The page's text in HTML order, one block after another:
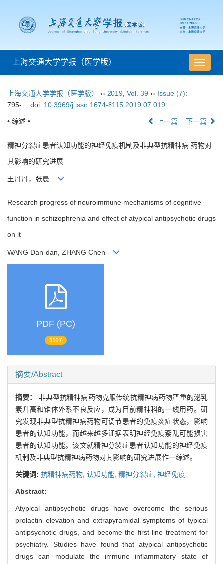
导
航
上海交通大学学报（医学版）
上海交通大学学报（医学版） ›› 2019 Vol. 39 ›› Issue (7):
795-.
doi: 10.3969/j.issn.1674-8115.2019.07.019
• 综述 • 上一篇 下一篇
精神分裂症患者认知功能的神经免疫机制及非典型抗精神病 药物对
其影响的研究进展
王丹丹，张晨
Research progress of neuroimmune mechanisms of cognitive
function in schizophrenia and effect of atypical antipsychotic drugs
on it
WANG Dan-dan, ZHANG Chen
PDF (PC)
1117
摘要/Abstract
摘要： 非典型抗精神病药物克服传统抗精神病药物严重的泌乳
素升高和锥体外系不良反应，成为目前精神科的一线用药。研
究发现非典型抗精神病药物可调节患者的免疫炎症状态，影响
患者的认知功能，而越来越多证据表明神经免疫紊乱可能损害
患者的认知功能。该文就精神分裂症患者认知功能的神经免疫
机制及非典型抗精神病药物对其影响的研究进展作一综述。
关键词: 抗精神病药物, 认知功能, 精神分裂症, 神经免疫
Abstract:
Atypical antipsychotic drugs have overcome the serious
prolactin elevation and extrapyramidal symptoms of typical
antipsychotic drugs, and become the first-line treatment for
psychiatry. Studies have found that atypical antipsychotic
drugs can modulate the immune inflammatory state of